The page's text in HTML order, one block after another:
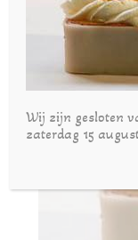
doorJoost
Wij zijn gesloten
zaterdag 15